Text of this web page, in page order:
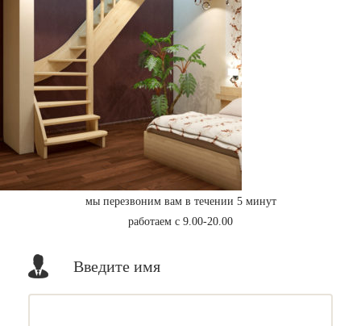
мы перезвоним вам в течении 5 минут
работаем с 9.00-20.00
Введите имя